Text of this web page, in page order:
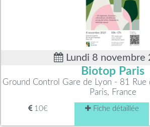
Lundi 8 novembre
Biotop Paris
Ground Control Gare de Lyon - 81 Rue
Paris, France
10€ Fiche détaillée